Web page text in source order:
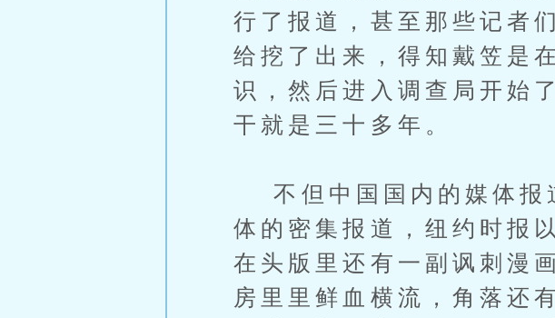
行了报道，甚至那些记者
给挖了出来，得知戴笠是
识，然后进入调查局开始
干就是三十多年。
不但中国国内的媒体报
体的密集报道，纽约时报
在头版里还有一副讽刺漫
房里里鲜血横流，角落还